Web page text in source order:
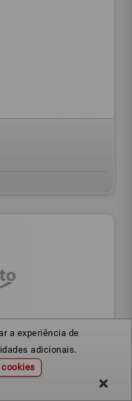
a experiência de
adicionais.
cookies